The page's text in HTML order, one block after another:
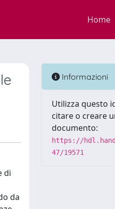
Home
di
da
Informazioni
Utilizza questo
citare o creare
documento:
https://
47/19571